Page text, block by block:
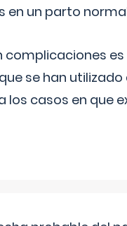
en un parto
complicaciones
se han
los casos en que